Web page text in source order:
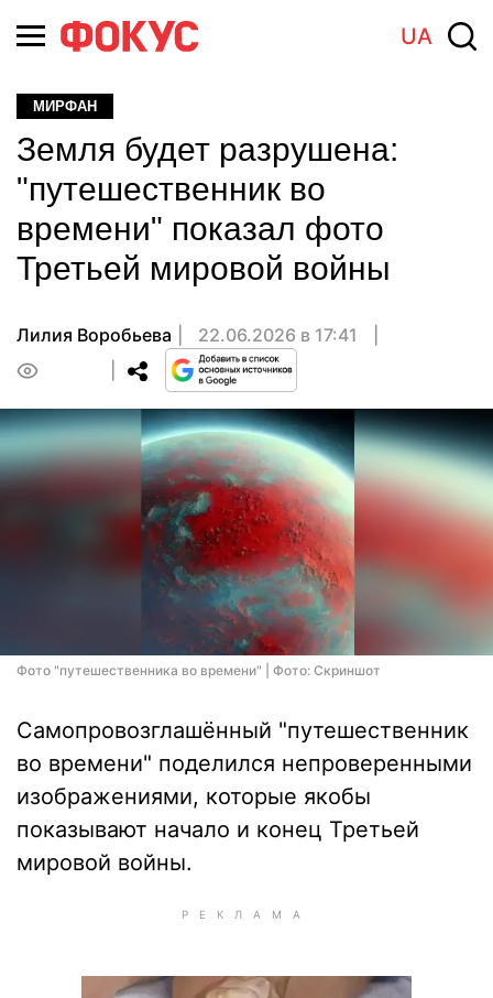
UA
МИРФАН
Земля будет разрушена:
"путешественник во
времени" показал фото
Третьей мировой войны
Лилия Воробьева
22.06.2026 в 17:41
Фото "путешественника во времени" | Фото: Скриншот
Самопровозглашённый "путешественник
во времени" поделился непроверенными
изображениями, которые якобы
показывают начало и конец Третьей
мировой войны.